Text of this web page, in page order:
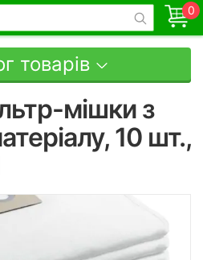
0
товарів
мішки з
10 шт.,